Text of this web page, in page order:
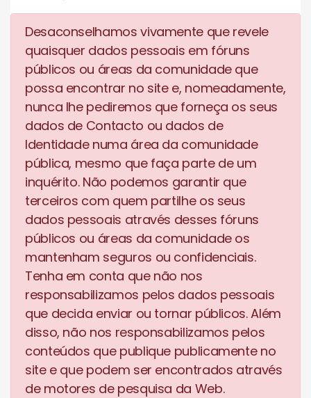
Desaconselhamos vivamente que revele
quaisquer dados pessoais em fóruns
públicos ou áreas da comunidade que
possa encontrar no site e, nomeadamente,
nunca lhe pediremos que forneça os seus
dados de Contacto ou dados de
Identidade numa área da comunidade
pública, mesmo que faça parte de um
inquérito. Não podemos garantir que
terceiros com quem partilhe os seus
dados pessoais através desses fóruns
públicos ou áreas da comunidade os
mantenham seguros ou confidenciais.
Tenha em conta que não nos
responsabilizamos pelos dados pessoais
que decida enviar ou tornar públicos. Além
disso, não nos responsabilizamos pelos
conteúdos que publique publicamente no
site e que podem ser encontrados através
de motores de pesquisa da Web.